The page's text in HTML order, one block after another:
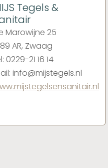
Tegels &
Marowijne 25
AR, Zwaag
0229-21 16 14
info@mijstegels.nl